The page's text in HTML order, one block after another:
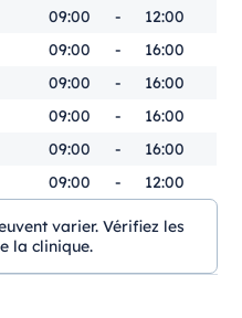
09:00 -
12:00
09:00 -
16:00
09:00 -
16:00
09:00 -
16:00
09:00 -
16:00
09:00 - 12:00
varier. Vérifiez les
la clinique.